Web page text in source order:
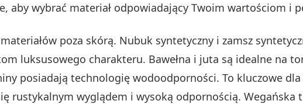
aby wybrać materiał odpowiadający Twoim wartościom i
poza skórą. Nubuk syntetyczny i zamsz
luksusowego charakteru. Bawełna i juta są idealne na
posiadają technologię wodoodporności. To kluczowe
rustykalnym wyglądem i wysoką odpornością.